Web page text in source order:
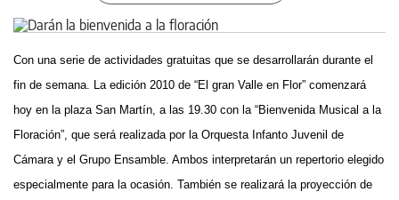
Con una serie de actividades gratuitas que se desarrollarán durante el
fin de semana. La edición 2010 de “El gran Valle en Flor” comenzará
hoy en la plaza San Martín, a las 19.30 con la “Bienvenida Musical a la
Floración”, que será realizada por la Orquesta Infanto Juvenil de
Cámara y el Grupo Ensamble. Ambos interpretarán un repertorio elegido
especialmente para la ocasión. También se realizará la proyección de